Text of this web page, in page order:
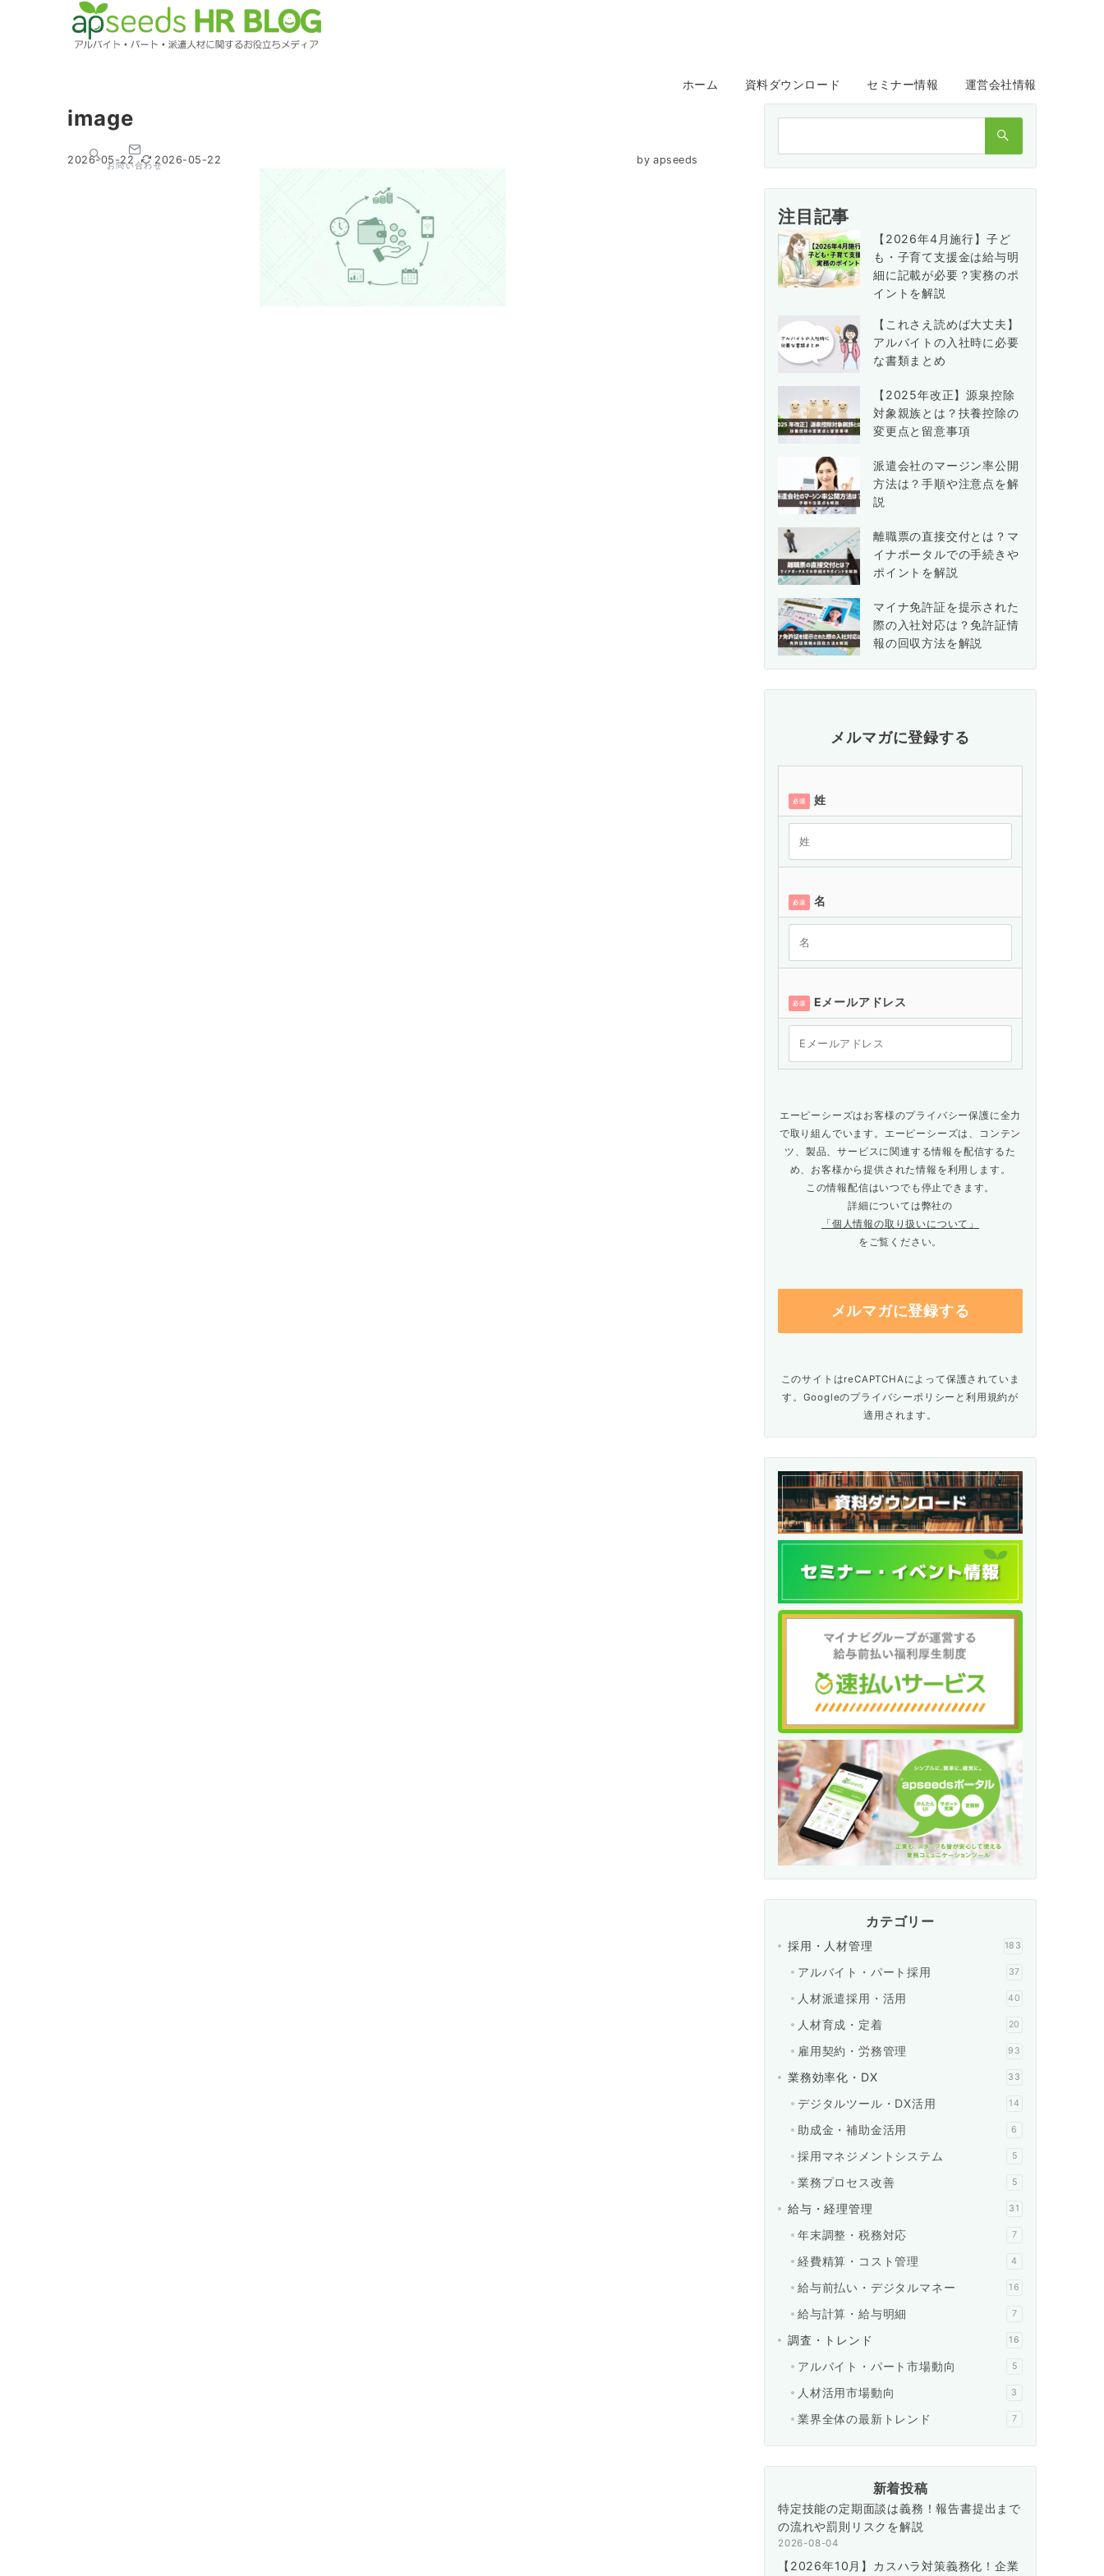
ホーム 資料ダウンロード セミナー情報 運営会社情報
お問い合わせ
image
2026-05-22 2026-05-22 by apseeds
注目記事
【2026年4月施行】子ど
も・子育て支援金は給与明
細に記載が必要？実務のポ
イントを解説
【これさえ読めば大丈夫】
アルバイトの入社時に必要
な書類まとめ
【2025年改正】源泉控除
対象親族とは？扶養控除の
変更点と留意事項
派遣会社のマージン率公開
方法は？手順や注意点を解
説
離職票の直接交付とは？マ
イナポータルでの手続きや
ポイントを解説
マイナ免許証を提示された
際の入社対応は？免許証情
報の回収方法を解説
メルマガに登録する
必須 姓
必須 名
必須 Eメールアドレス
エーピーシーズはお客様のプライバシー保護に全力
で取り組んでいます。エーピーシーズは、コンテン
ツ、製品、サービスに関連する情報を配信するた
め、お客様から提供された情報を利用します。
この情報配信はいつでも停止できます。
詳細については弊社の
「個人情報の取り扱いについて」
をご覧ください。
このサイトはreCAPTCHAによって保護されていま
す。Googleのプライバシーポリシー と 利用規約が
適用されます。
カテゴリー
採用・人材管理 183
アルバイト・パート採用 37
人材派遣採用・活用 40
人材育成・定着 20
雇用契約・労務管理 93
業務効率化・DX 33
デジタルツール・DX活用 14
助成金・補助金活用 6
採用マネジメントシステム 5
業務プロセス改善 5
給与・経理管理 31
年末調整・税務対応 7
経費精算・コスト管理 4
給与前払い・デジタルマネー 16
給与計算・給与明細 7
調査・トレンド 16
アルバイト・パート市場動向 5
人材活用市場動向 3
業界全体の最新トレンド 7
新着投稿
特定技能の定期面談は義務！報告書提出まで
の流れや罰則リスクを解説
2026-08-04
【2026年10月】カスハラ対策義務化！企業